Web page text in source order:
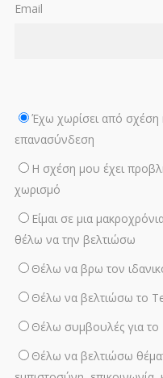
Email
Έχω χωρίσει από
επανασύνδεση
Η σχέση μου έχει
χωρισμό
Είμαι σε μια
θέλω να την βελτιώσω
Θέλω να βρω τον
Θέλω να βελτιώσω το
Θέλω συμβουλές για το
Θέλω να βελτιώσω